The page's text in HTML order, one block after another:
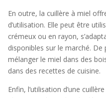
En outre, la cuillère à miel
d’utilisation. Elle peut être
crémeux ou en rayon,
disponibles sur le marché.
mélanger le miel dans des
dans des recettes de cuisine.
Enfin, l’utilisation d’une